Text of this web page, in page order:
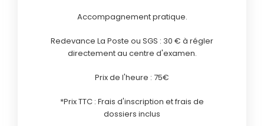
Accompagnement pratique.
Redevance La Poste ou SGS : 30 € à régler
directement au centre d'examen.
Prix de l'heure : 75€
*Prix TTC : Frais d'inscription et frais de
dossiers inclus